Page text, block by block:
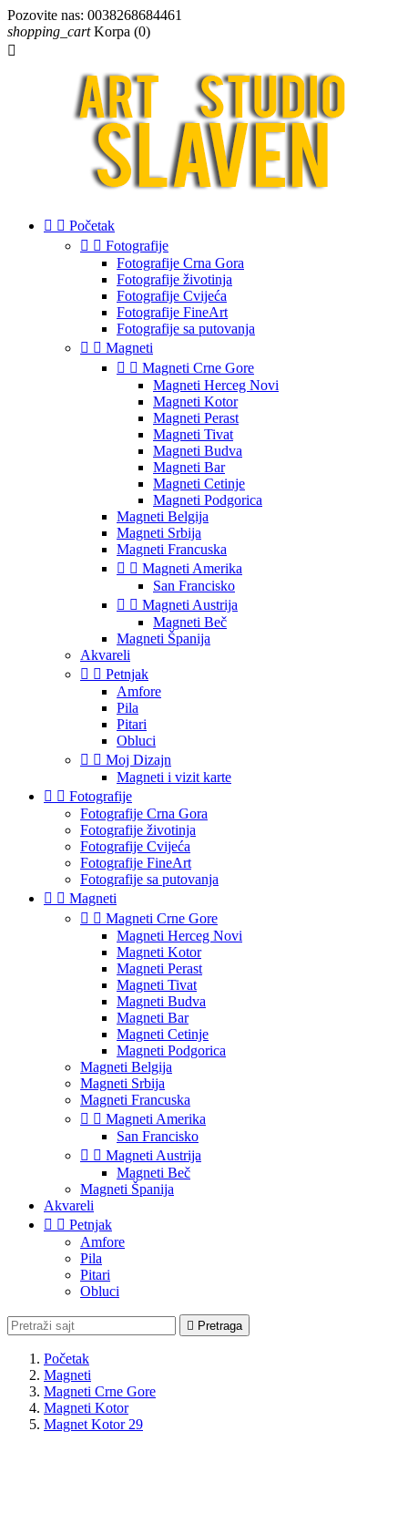
Pozovite nas: 0038268684461
shopping_cart Korpa (0)

  Početak
  Fotografije
Fotografije Crna Gora
Fotografije životinja
Fotografije Cvijeća
Fotografije FineArt
Fotografije sa putovanja
  Magneti
  Magneti Crne Gore
Magneti Herceg Novi
Magneti Kotor
Magneti Perast
Magneti Tivat
Magneti Budva
Magneti Bar
Magneti Cetinje
Magneti Podgorica
Magneti Belgija
Magneti Srbija
Magneti Francuska
  Magneti Amerika
San Francisko
  Magneti Austrija
Magneti Beč
Magneti Španija
Akvareli
  Petnjak
Amfore
Pila
Pitari
Obluci
  Moj Dizajn
Magneti i vizit karte
  Fotografije
Fotografije Crna Gora
Fotografije životinja
Fotografije Cvijeća
Fotografije FineArt
Fotografije sa putovanja
  Magneti
  Magneti Crne Gore
Magneti Herceg Novi
Magneti Kotor
Magneti Perast
Magneti Tivat
Magneti Budva
Magneti Bar
Magneti Cetinje
Magneti Podgorica
Magneti Belgija
Magneti Srbija
Magneti Francuska
  Magneti Amerika
San Francisko
  Magneti Austrija
Magneti Beč
Magneti Španija
Akvareli
  Petnjak
Amfore
Pila
Pitari
Obluci
 Pretraga
Početak
Magneti
Magneti Crne Gore
Magneti Kotor
Magnet Kotor 29